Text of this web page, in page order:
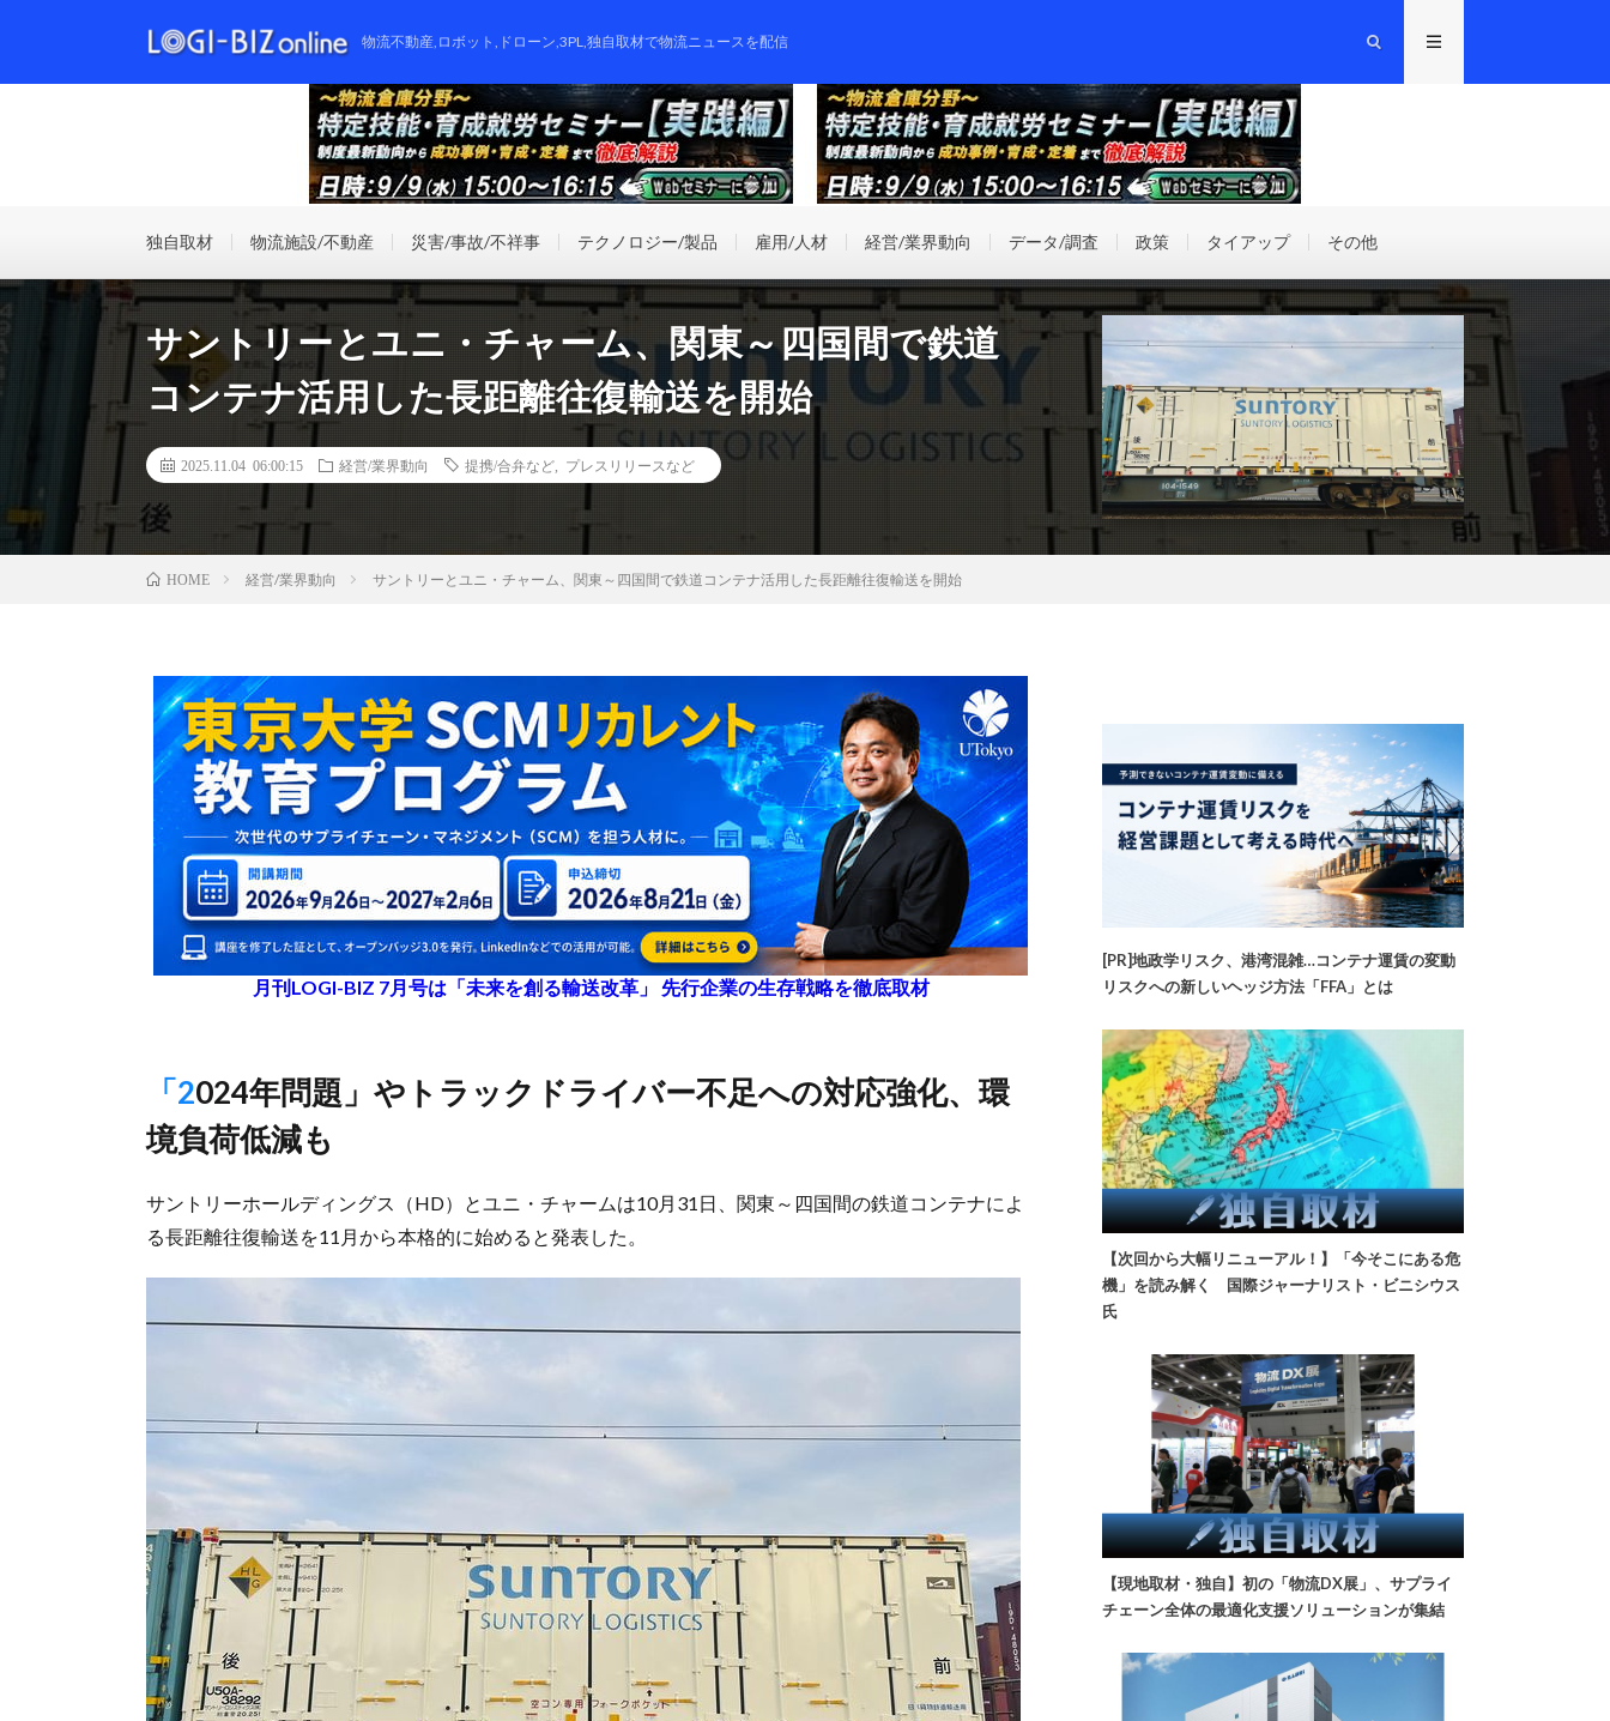
物流不動産,ロボット,ドローン,3PL,独自取材で物流ニュースを配信
独自取材 物流施設/不動産 災害/事故/不祥事 テクノロジー/製品 雇用/人材 経営/業界動向 データ/調査 政策 タイアップ その他
サントリーとユニ・チャーム、関東～四国間で鉄道
コンテナ活用した長距離往復輸送を開始
2025.11.04 06:00:15 経営/業界動向 提携/合弁など プレスリリースなど
HOME 経営/業界動向 サントリーとユニ・チャーム、関東～四国間で鉄道コンテナ活用した長距離往復輸送を開始
月刊LOGI-BIZ 7月号は「未来を創る輸送改革」 先行企業の生存戦略を徹底取材
「2024年問題」やトラックドライバー不足への対応強化、環
境負荷低減も
サントリーホールディングス（HD）とユニ・チャームは10月31日、関東～四国間の鉄道コンテナによ
る長距離往復輸送を11月から本格的に始めると発表した。
[PR]地政学リスク、港湾混雑…コンテナ運賃の変動
リスクへの新しいヘッジ方法「FFA」とは
【次回から大幅リニューアル！】「今そこにある危
機」を読み解く 国際ジャーナリスト・ビニシウス
氏
【現地取材・独自】初の「物流DX展」、サプライ
チェーン全体の最適化支援ソリューションが集結